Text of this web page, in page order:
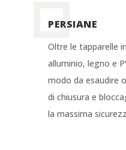
PERSIANE
Oltre le tapparelle
alluminio, legno e
modo da esaudire
di chiusura e
la massima